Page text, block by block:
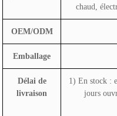
chaud,
OEM/ODM
Emballage
Délai de
livraison
1) En stock :
jours